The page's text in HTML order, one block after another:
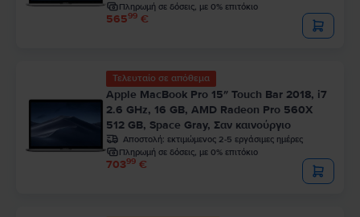
Πληρωμή σε δόσεις, με 0% επιτόκιο
56599 €
Τελευταίο σε απόθεμα
Apple MacBook Pro 15″ Touch Bar 2018, i7
2.6 GHz, 16 GB, AMD Radeon Pro 560X
512 GB, Space Gray, Σαν καινούργιο
Αποστολή: εκτιμώμενος 2-5 εργάσιμες ημέρες
Πληρωμή σε δόσεις, με 0% επιτόκιο
70399 €